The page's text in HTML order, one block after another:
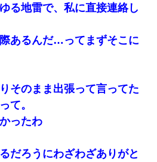
る地雷で、私に直接連絡し
あるんだ…ってまずそこに
そのまま出張って言ってた
て。
ったわ
だろうにわざわざありがと